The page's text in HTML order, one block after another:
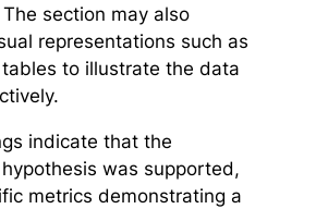
section may also
representations such as
to illustrate the data
indicate that the
was supported,
metrics demonstrating a